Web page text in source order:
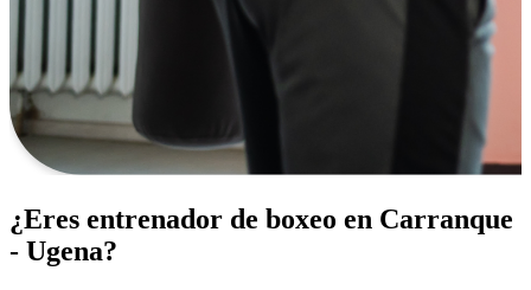
¿Eres entrenador de boxeo en Carranque
- Ugena?